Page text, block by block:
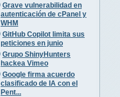
Grave vulnerabilidad en
autenticación de cPanel y
WHM
GitHub Copilot limita sus
peticiones en junio
Grupo ShinyHunters
hackea Vimeo
Google firma acuerdo
clasificado de IA con el
Pent...